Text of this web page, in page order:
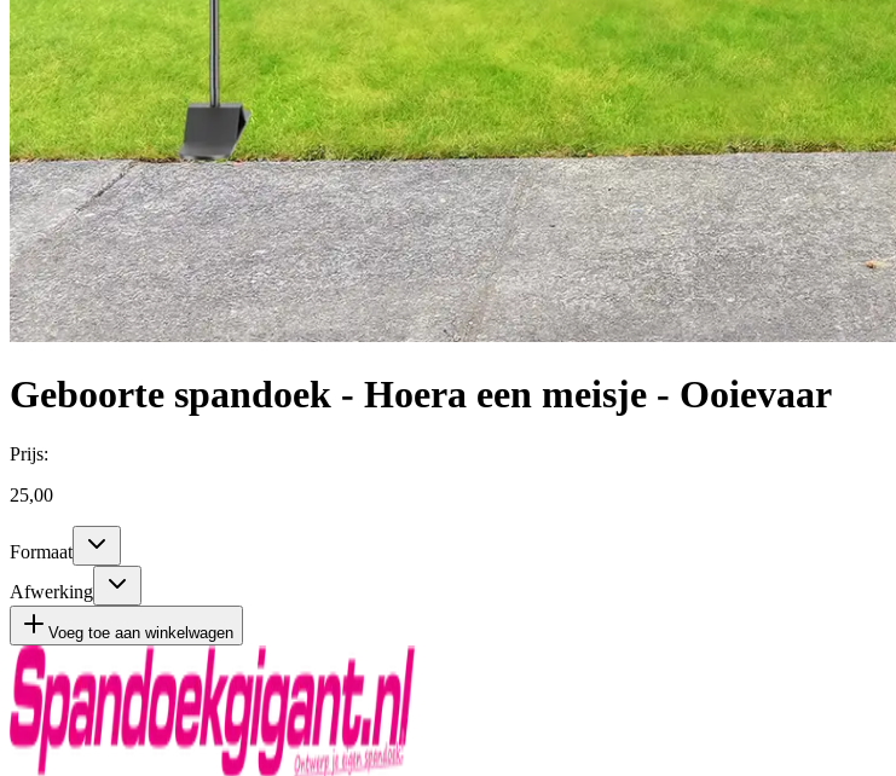
Geboorte spandoek - Hoera een meisje - Ooievaar
Prijs:
25,00
Formaat
Afwerking
Voeg toe aan winkelwagen